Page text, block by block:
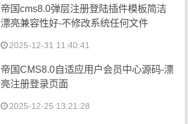
帝国cms8.0弹层注册登陆插件模板简洁
漂亮兼容性好-不修改系统任何文件
2025-12-31 11:40:41
帝国CMS8.0自适应用户会员中心源码-漂
亮注册登录页面
2025-12-25 13:21:28